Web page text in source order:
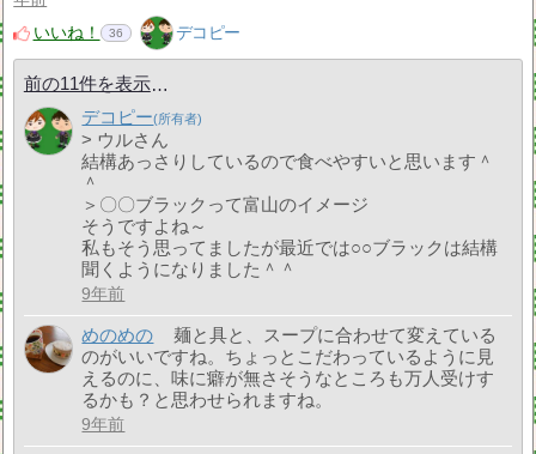
いいね！
36 デコピー
前の11件を表示
デコピー
> ウルさん
結構あっさりしているので食べやすいと思います＾
＾
＞〇〇ブラックって富山のイメージ
そうですよね～
私もそう思ってましたが最近では○○ブラックは結構
聞くようになりました＾＾
9年前
めのめの
麺と具と、スープに合わせて変えている
のがいいですね。ちょっとこだわっているように見
えるのに、味に癖が無さそうなところも万人受けす
るかも？と思わせられますね。
9年前